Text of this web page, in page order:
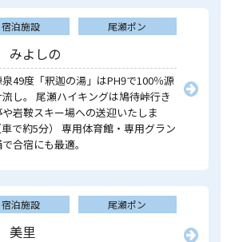
宿泊施設 尾瀬ポン
よしの
49度「釈迦の湯」はPH9で100％源
し。 尾瀬ハイキングは鳩待峠行き
岩鞍スキー場への送迎いたしま
で約5分） 専用体育館・専用グラン
合宿にも最適。
宿泊施設 尾瀬ポン
美里